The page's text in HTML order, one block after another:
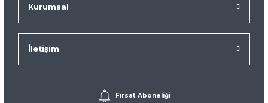
Kurumsal
İletişim
Fırsat Aboneliği